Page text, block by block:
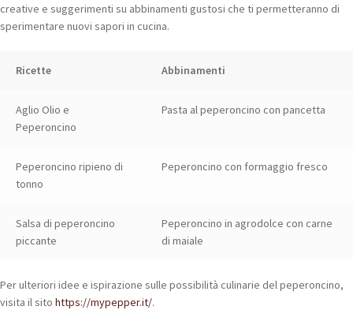
creative e suggerimenti su abbinamenti gustosi che ti permetteranno di
sperimentare nuovi sapori in cucina.
Ricette Abbinamenti
Aglio Olio e
Peperoncino
Pasta al peperoncino con pancetta
Peperoncino ripieno di
tonno
Peperoncino con formaggio fresco
Salsa di peperoncino
piccante
Peperoncino in agrodolce con carne
di maiale
Per ulteriori idee e ispirazione sulle possibilità culinarie del peperoncino,
visita il sito https://mypepper.it/.